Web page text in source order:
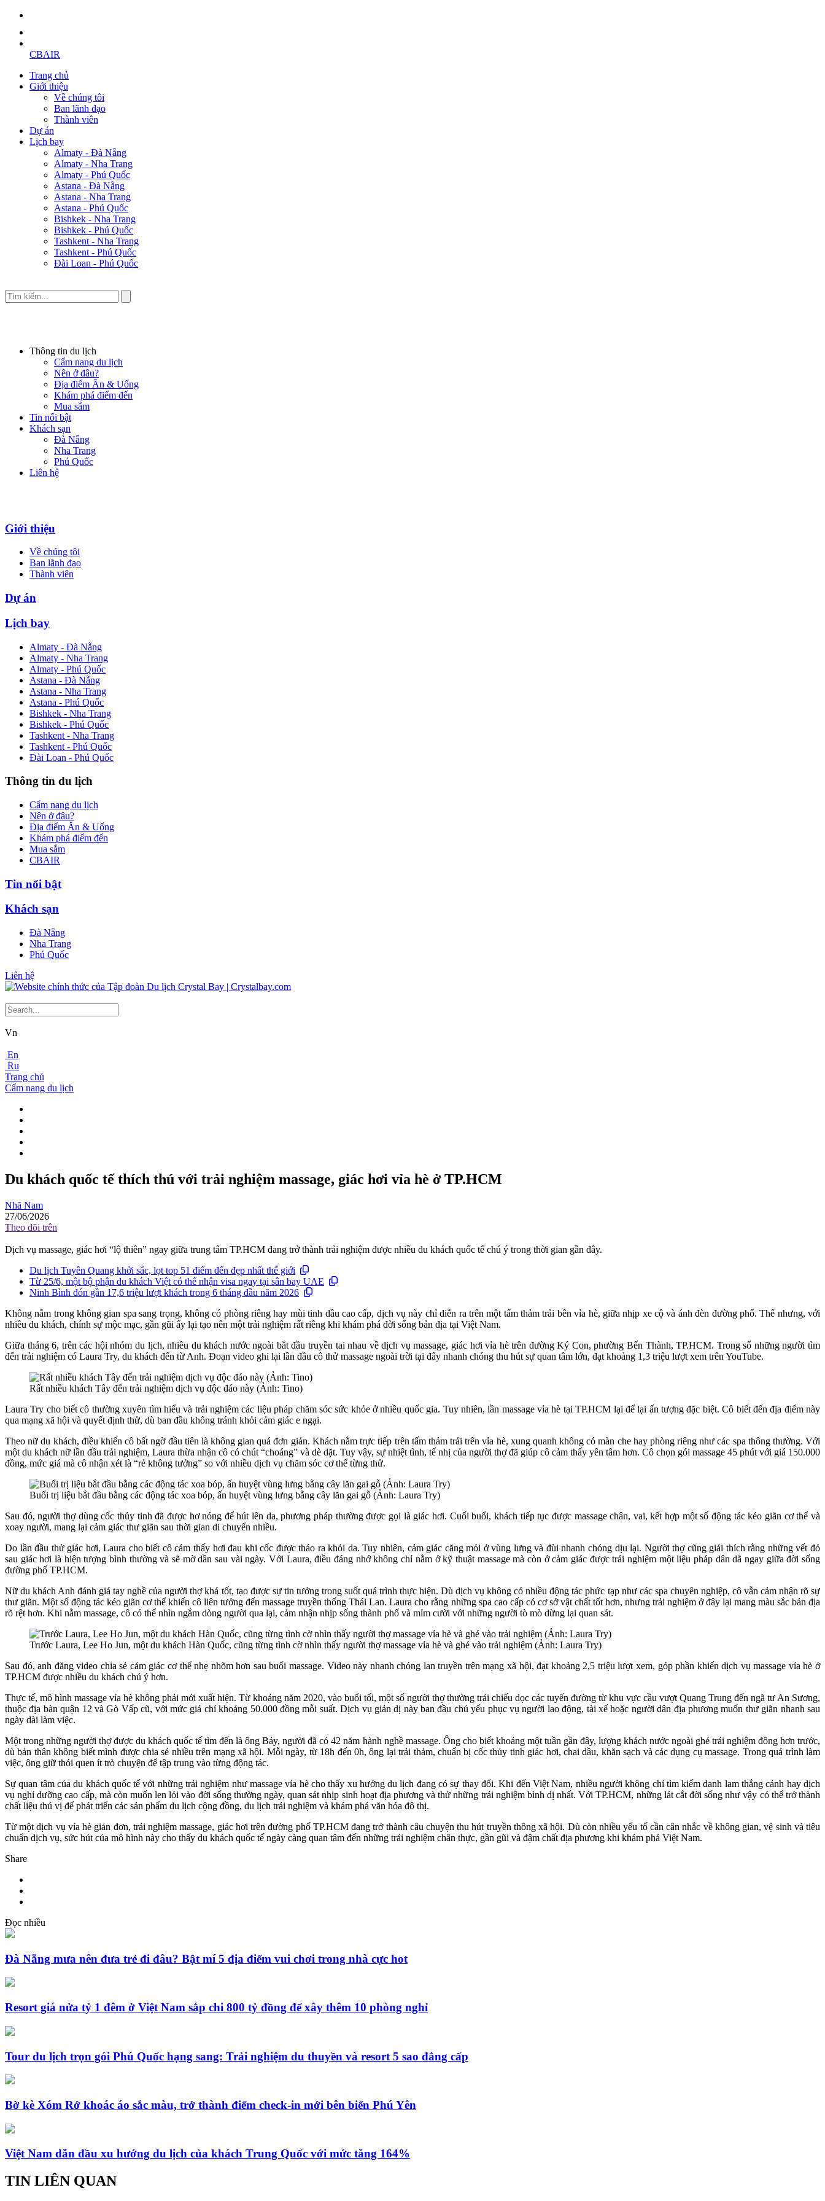
CBAIR
Trang chủ
Giới thiệu
Về chúng tôi
Ban lãnh đạo
Thành viên
Dự án
Lịch bay
Almaty - Đà Nẵng
Almaty - Nha Trang
Almaty - Phú Quốc
Astana - Đà Nẵng
Astana - Nha Trang
Astana - Phú Quốc
Bishkek - Nha Trang
Bishkek - Phú Quốc
Tashkent - Nha Trang
Tashkent - Phú Quốc
Đài Loan - Phú Quốc
Thông tin du lịch
Cẩm nang du lịch
Nên ở đâu?
Địa điểm Ăn & Uống
Khám phá điểm đến
Mua sắm
Tin nổi bật
Khách sạn
Đà Nẵng
Nha Trang
Phú Quốc
Liên hệ
Giới thiệu
Về chúng tôi
Ban lãnh đạo
Thành viên
Dự án
Lịch bay
Almaty - Đà Nẵng
Almaty - Nha Trang
Almaty - Phú Quốc
Astana - Đà Nẵng
Astana - Nha Trang
Astana - Phú Quốc
Bishkek - Nha Trang
Bishkek - Phú Quốc
Tashkent - Nha Trang
Tashkent - Phú Quốc
Đài Loan - Phú Quốc
Thông tin du lịch
Cẩm nang du lịch
Nên ở đâu?
Địa điểm Ăn & Uống
Khám phá điểm đến
Mua sắm
CBAIR
Tin nổi bật
Khách sạn
Đà Nẵng
Nha Trang
Phú Quốc
Liên hệ
Vn
En
Ru
Trang chủ
Cẩm nang du lịch
Du khách quốc tế thích thú với trải nghiệm massage, giác hơi vỉa hè ở TP.HCM
Nhã Nam
27/06/2026
Theo dõi trên
Dịch vụ massage, giác hơi “lộ thiên” ngay giữa trung tâm TP.HCM đang trở thành trải nghiệm được nhiều du khách quốc tế chú ý trong thời gian gần đây.
Du lịch Tuyên Quang khởi sắc, lọt top 51 điểm đến đẹp nhất thế giới
Từ 25/6, một bộ phận du khách Việt có thể nhận visa ngay tại sân bay UAE
Ninh Bình đón gần 17,6 triệu lượt khách trong 6 tháng đầu năm 2026
Không nằm trong không gian spa sang trọng, không có phòng riêng hay mùi tinh dầu cao cấp, dịch vụ này chỉ diễn ra trên một tấm thảm trải bên vỉa hè, giữa nhịp xe cộ và ánh đèn đường phố. Thế nhưng, với
nhiều du khách, chính sự mộc mạc, gần gũi ấy lại tạo nên một trải nghiệm rất riêng khi khám phá đời sống bản địa tại Việt Nam.
Giữa tháng 6, trên các hội nhóm du lịch, nhiều du khách nước ngoài bắt đầu truyền tai nhau về dịch vụ massage, giác hơi vỉa hè trên đường Ký Con, phường Bến Thành, TP.HCM. Trong số những người tìm
đến trải nghiệm có Laura Try, du khách đến từ Anh. Đoạn video ghi lại lần đầu cô thử massage ngoài trời tại đây nhanh chóng thu hút sự quan tâm lớn, đạt khoảng 1,3 triệu lượt xem trên YouTube.
Rất nhiều khách Tây đến trải nghiệm dịch vụ độc đáo này (Ảnh: Tino)
Laura Try cho biết cô thường xuyên tìm hiểu và trải nghiệm các liệu pháp chăm sóc sức khỏe ở nhiều quốc gia. Tuy nhiên, lần massage vỉa hè tại TP.HCM lại để lại ấn tượng đặc biệt. Cô biết đến địa điểm này
qua mạng xã hội và quyết định thử, dù ban đầu không tránh khỏi cảm giác e ngại.
Theo nữ du khách, điều khiến cô bất ngờ đầu tiên là không gian quá đơn giản. Khách nằm trực tiếp trên tấm thảm trải trên vỉa hè, xung quanh không có màn che hay phòng riêng như các spa thông thường. Với
một du khách nữ lần đầu trải nghiệm, Laura thừa nhận cô có chút “choáng” và dè dặt. Tuy vậy, sự nhiệt tình, tế nhị của người thợ đã giúp cô cảm thấy yên tâm hơn. Cô chọn gói massage 45 phút với giá 150.000
đồng, mức giá mà cô nhận xét là “rẻ không tưởng” so với nhiều dịch vụ chăm sóc cơ thể từng thử.
Buổi trị liệu bắt đầu bằng các động tác xoa bóp, ấn huyệt vùng lưng bằng cây lăn gai gỗ (Ảnh: Laura Try)
Sau đó, người thợ dùng cốc thủy tinh đã được hơ nóng để hút lên da, phương pháp thường được gọi là giác hơi. Cuối buổi, khách tiếp tục được massage chân, vai, kết hợp một số động tác kéo giãn cơ thể và
xoay người, mang lại cảm giác thư giãn sau thời gian di chuyển nhiều.
Do lần đầu thử giác hơi, Laura cho biết cô cảm thấy hơi đau khi cốc được tháo ra khỏi da. Tuy nhiên, cảm giác căng mỏi ở vùng lưng và đùi nhanh chóng dịu lại. Người thợ cũng giải thích rằng những vết đỏ
sau giác hơi là hiện tượng bình thường và sẽ mờ dần sau vài ngày. Với Laura, điều đáng nhớ không chỉ nằm ở kỹ thuật massage mà còn ở cảm giác được trải nghiệm một liệu pháp dân dã ngay giữa đời sống
đường phố TP.HCM.
Nữ du khách Anh đánh giá tay nghề của người thợ khá tốt, tạo được sự tin tưởng trong suốt quá trình thực hiện. Dù dịch vụ không có nhiều động tác phức tạp như các spa chuyên nghiệp, cô vẫn cảm nhận rõ sự
thư giãn. Một số động tác kéo giãn cơ thể khiến cô liên tưởng đến massage truyền thống Thái Lan. Laura cho rằng những spa cao cấp có cơ sở vật chất tốt hơn, nhưng trải nghiệm ở đây lại mang màu sắc bản địa
rõ rệt hơn. Khi nằm massage, cô có thể nhìn ngắm dòng người qua lại, cảm nhận nhịp sống thành phố và mỉm cười với những người tò mò dừng lại quan sát.
Trước Laura, Lee Ho Jun, một du khách Hàn Quốc, cũng từng tình cờ nhìn thấy người thợ massage vỉa hè và ghé vào trải nghiệm (Ảnh: Laura Try)
Sau đó, anh đăng video chia sẻ cảm giác cơ thể nhẹ nhõm hơn sau buổi massage. Video này nhanh chóng lan truyền trên mạng xã hội, đạt khoảng 2,5 triệu lượt xem, góp phần khiến dịch vụ massage vỉa hè ở
TP.HCM được nhiều du khách chú ý hơn.
Thực tế, mô hình massage vỉa hè không phải mới xuất hiện. Từ khoảng năm 2020, vào buổi tối, một số người thợ thường trải chiếu dọc các tuyến đường từ khu vực cầu vượt Quang Trung đến ngã tư An Sương,
thuộc địa bàn quận 12 và Gò Vấp cũ, với mức giá chỉ khoảng 50.000 đồng mỗi suất. Dịch vụ giản dị này ban đầu chủ yếu phục vụ người lao động, tài xế hoặc người dân địa phương muốn thư giãn nhanh sau
ngày dài làm việc.
Một trong những người thợ được du khách quốc tế tìm đến là ông Bảy, người đã có 42 năm hành nghề massage. Ông cho biết khoảng một tuần gần đây, lượng khách nước ngoài ghé trải nghiệm đông hơn trước,
dù bản thân không biết mình được chia sẻ nhiều trên mạng xã hội. Mỗi ngày, từ 18h đến 0h, ông lại trải thảm, chuẩn bị cốc thủy tinh giác hơi, chai dầu, khăn sạch và các dụng cụ massage. Trong quá trình làm
việc, ông giữ thói quen ít trò chuyện để tập trung vào từng động tác.
Sự quan tâm của du khách quốc tế với những trải nghiệm như massage vỉa hè cho thấy xu hướng du lịch đang có sự thay đổi. Khi đến Việt Nam, nhiều người không chỉ tìm kiếm danh lam thắng cảnh hay dịch
vụ nghỉ dưỡng cao cấp, mà còn muốn len lỏi vào đời sống thường ngày, quan sát nhịp sinh hoạt địa phương và thử những trải nghiệm bình dị nhất. Với TP.HCM, những lát cắt đời sống như vậy có thể trở thành
chất liệu thú vị để phát triển các sản phẩm du lịch cộng đồng, du lịch trải nghiệm và khám phá văn hóa đô thị.
Từ một dịch vụ vỉa hè giản đơn, trải nghiệm massage, giác hơi trên đường phố TP.HCM đang trở thành câu chuyện thu hút truyền thông xã hội. Dù còn nhiều yếu tố cần cân nhắc về không gian, vệ sinh và tiêu
chuẩn dịch vụ, sức hút của mô hình này cho thấy du khách quốc tế ngày càng quan tâm đến những trải nghiệm chân thực, gần gũi và đậm chất địa phương khi khám phá Việt Nam.
Share
Đọc nhiều
Đà Nẵng mưa nên đưa trẻ đi đâu? Bật mí 5 địa điểm vui chơi trong nhà cực hot
Resort giá nửa tỷ 1 đêm ở Việt Nam sắp chi 800 tỷ đồng để xây thêm 10 phòng nghỉ
Tour du lịch trọn gói Phú Quốc hạng sang: Trải nghiệm du thuyền và resort 5 sao đẳng cấp
Bờ kè Xóm Rớ khoác áo sắc màu, trở thành điểm check-in mới bên biển Phú Yên
Việt Nam dẫn đầu xu hướng du lịch của khách Trung Quốc với mức tăng 164%
TIN LIÊN QUAN